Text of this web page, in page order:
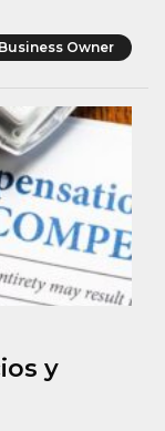
Business Owner
y